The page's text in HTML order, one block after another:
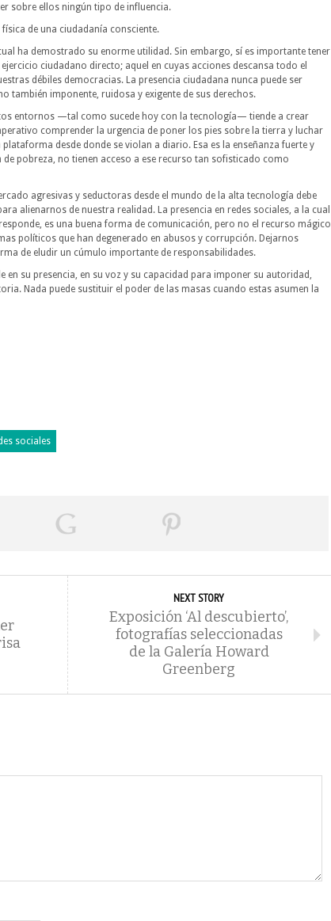
sobre ellos ningún tipo de influencia.
de una ciudadanía consciente.
ha demostrado su enorme utilidad. Sin embargo, sí es importante tener
ciudadano directo; aquel en cuyas acciones descansa todo el
débiles democracias. La presencia ciudadana nunca puede ser
también imponente, ruidosa y exigente de sus derechos.
entornos —tal como sucede hoy con la tecnología— tiende a crear
comprender la urgencia de poner los pies sobre la tierra y luchar
desde donde se violan a diario. Esa es la enseñanza fuerte y
pobreza, no tienen acceso a ese recurso tan sofisticado como
agresivas y seductoras desde el mundo de la alta tecnología debe
alienarnos de nuestra realidad. La presencia en redes sociales, a la cual
es una buena forma de comunicación, pero no el recurso mágico
políticos que han degenerado en abusos y corrupción. Dejarnos
de eludir un cúmulo importante de responsabilidades.
en su presencia, en su voz y su capacidad para imponer su autoridad,
Nada puede sustituir el poder de las masas cuando estas asumen la
sociales
NEXT STORY
Exposición ‘Al descubierto’,
fotografías seleccionadas
de la Galería Howard
Greenberg